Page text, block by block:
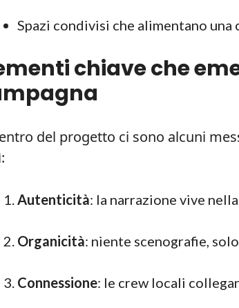
Spazi condivisi che alimentano una
chiave che
del progetto ci sono alcuni
Autenticità: la narrazione vive
Organicità: niente scenografie,
Connessione: le crew locali